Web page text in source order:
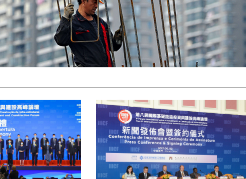
divulga em Junho índice de infra-